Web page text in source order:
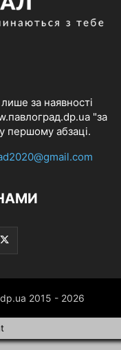
за наявності
"за
першому абзаці.
2015 - 2026